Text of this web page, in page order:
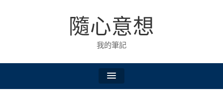
隨心意想
我的筆記